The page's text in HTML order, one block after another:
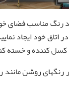
مناسب فضای
خود ایجاد
کننده و خسته
رنگهای روشن